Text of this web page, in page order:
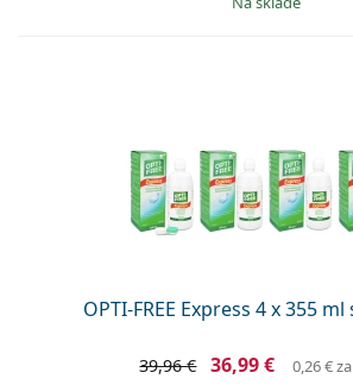
OPTI-FREE Express 4 x 355
39,96 € 36,99 € 0,26 €za